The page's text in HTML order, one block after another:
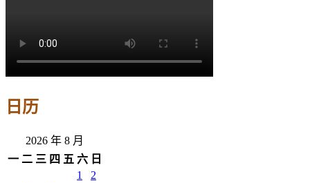
日历
2026 年 8 月
一 二 三 四 五 六 日
1
2